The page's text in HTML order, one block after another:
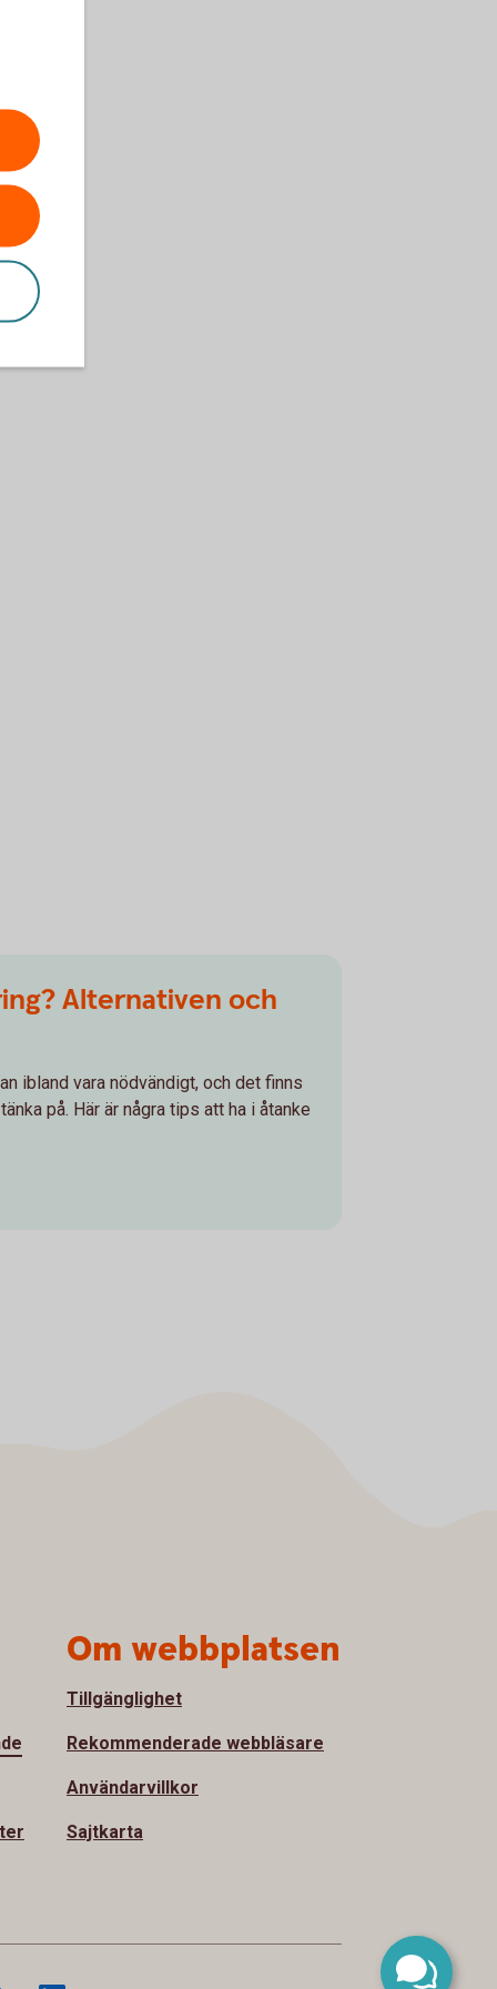
Alternativen och
ibland vara nödvändigt, och det finns
på. Här är några tips att ha i åtanke
Om webbplatsen
Tillgänglighet
Rekommenderade webbläsare
Användarvillkor
Sajtkarta